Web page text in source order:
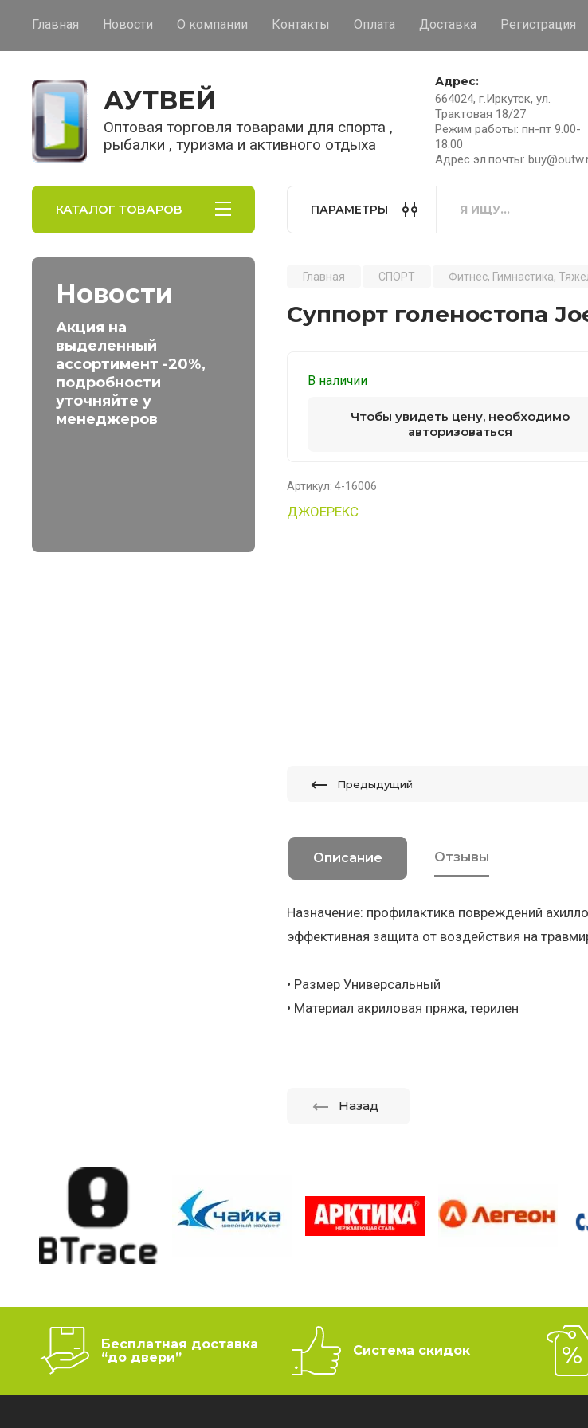
Главная Новости О компании Контакты Оплата Доставка Регистрация
АУТВЕЙ
Оптовая торговля товарами для спорта ,
рыбалки , туризма и активного отдыха
Адрес:
664024, г.Иркутск, ул.
Трактовая 18/27
Режим работы: пн-пт 9.00-
18.00
Адрес эл.почты:
КАТАЛОГ ТОВАРОВ ПАРАМЕТРЫ
Новости
Акция на
выделенный
ассортимент -20%,
подробности
уточняйте у
менеджеров
Главная СПОРТ Фитнес, Гимнастика,
Суппорт голеностопа
В наличии
Чтобы увидеть цену, необходимо
авторизоваться
Артикул: 4-16006
ДЖОЕРЕКС
Предыдущий
Описание Отзывы
Назначение: профилактика повреждений
эффективная защита от воздействия на
• Размер Универсальный
• Материал акриловая пряжа, терилен
Назад
Бесплатная доставка
“до двери”
Система скидок